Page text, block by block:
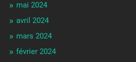
mai 2024
avril 2024
mars 2024
février 2024